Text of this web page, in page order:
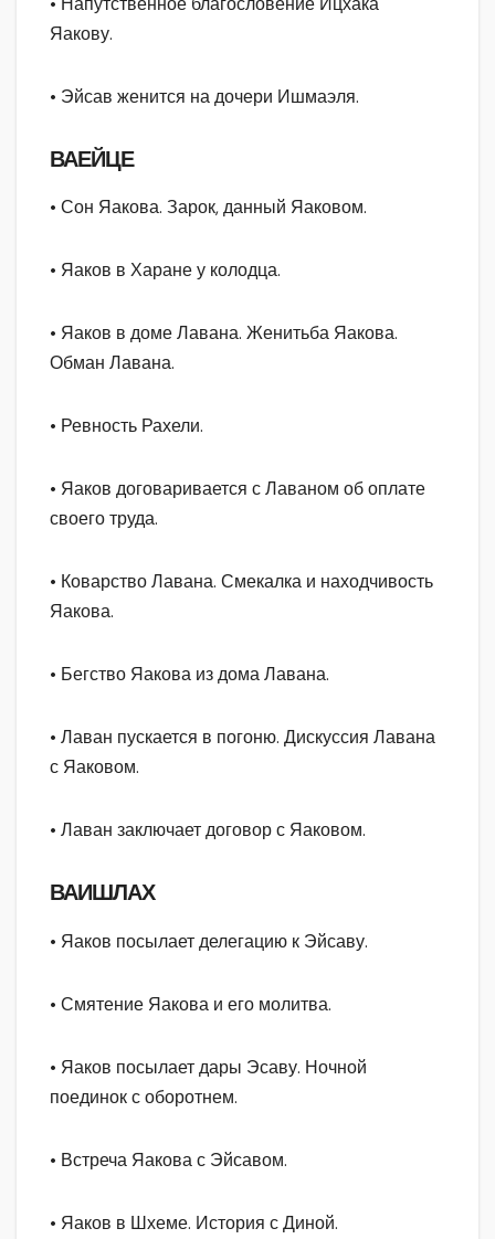
Яакову.
• Эйсав женится на дочери Ишмаэля.
ВАЕЙЦЕ
• Сон Яакова. Зарок, данный Яаковом.
• Яаков в Харане у колодца.
• Яаков в доме Лавана. Женитьба Яакова.
Обман Лавана.
• Ревность Рахели.
• Яаков договаривается с Лаваном об оплате
своего труда.
• Коварство Лавана. Смекалка и находчивость
Яакова.
• Бегство Яакова из дома Лавана.
• Лаван пускается в погоню. Дискуссия Лавана
с Яаковом.
• Лаван заключает договор с Яаковом.
ВАИШЛАХ
• Яаков посылает делегацию к Эйсаву.
• Смятение Яакова и его молитва.
• Яаков посылает дары Эсаву. Ночной
поединок с оборотнем.
• Встреча Яакова с Эйсавом.
• Яаков в Шхеме. История с Диной.